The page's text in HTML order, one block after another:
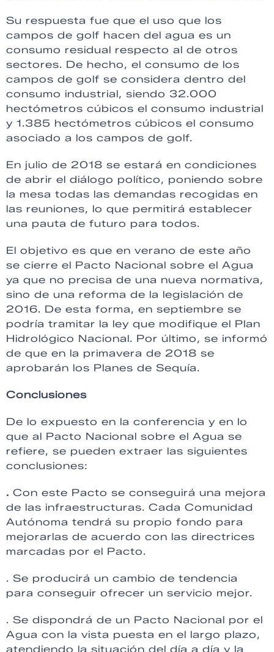
Su respuesta fue que el uso que los
campos de golf hacen del agua es un
consumo residual respecto al de otros
sectores. De hecho, el consumo de los
campos de golf se considera dentro del
consumo industrial, siendo 32.000
hectómetros cúbicos el consumo industrial
y 1.385 hectómetros cúbicos el consumo
asociado a los campos de golf.
En julio de 2018 se estará en condiciones
de abrir el diálogo político, poniendo sobre
la mesa todas las demandas recogidas en
las reuniones, lo que permitirá establecer
una pauta de futuro para todos.
El objetivo es que en verano de este año
se cierre el Pacto Nacional sobre el Agua
ya que no precisa de una nueva normativa,
sino de una reforma de la legislación de
2016. De esta forma, en septiembre se
podría tramitar la ley que modifique el Plan
Hidrológico Nacional. Por último, se informó
de que en la primavera de 2018 se
aprobarán los Planes de Sequía.
Conclusiones
De lo expuesto en la conferencia y en lo
que al Pacto Nacional sobre el Agua se
refiere, se pueden extraer las siguientes
conclusiones:
. Con este Pacto se conseguirá una mejora
de las infraestructuras. Cada Comunidad
Autónoma tendrá su propio fondo para
mejorarlas de acuerdo con las directrices
marcadas por el Pacto.
. Se producirá un cambio de tendencia
para conseguir ofrecer un servicio mejor.
. Se dispondrá de un Pacto Nacional por el
Agua con la vista puesta en el largo plazo,
atendiendo la situación del día a día y la